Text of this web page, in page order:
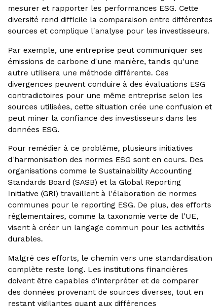
mesurer et rapporter les performances ESG. Cette
diversité rend difficile la comparaison entre différentes
sources et complique l'analyse pour les investisseurs.
Par exemple, une entreprise peut communiquer ses
émissions de carbone d'une manière, tandis qu'une
autre utilisera une méthode différente. Ces
divergences peuvent conduire à des évaluations ESG
contradictoires pour une même entreprise selon les
sources utilisées, cette situation crée une confusion et
peut miner la confiance des investisseurs dans les
données ESG.
Pour remédier à ce problème, plusieurs initiatives
d'harmonisation des normes ESG sont en cours. Des
organisations comme le Sustainability Accounting
Standards Board (SASB) et la Global Reporting
Initiative (GRI) travaillent à l'élaboration de normes
communes pour le reporting ESG. De plus, des efforts
réglementaires, comme la taxonomie verte de l'UE,
visent à créer un langage commun pour les activités
durables.
Malgré ces efforts, le chemin vers une standardisation
complète reste long. Les institutions financières
doivent être capables d'interpréter et de comparer
des données provenant de sources diverses, tout en
restant vigilantes quant aux différences